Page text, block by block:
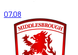
07.08